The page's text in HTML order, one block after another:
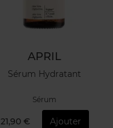
APRIL
Sérum Hydratant
Sérum
21,90 € Ajouter